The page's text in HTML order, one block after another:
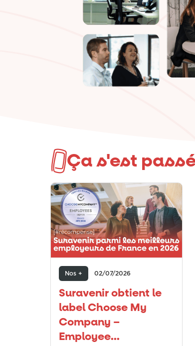
Ça s'est
Nos + 02/07/2026
Suravenir obtient le
label Choose My
Company –
Employee...